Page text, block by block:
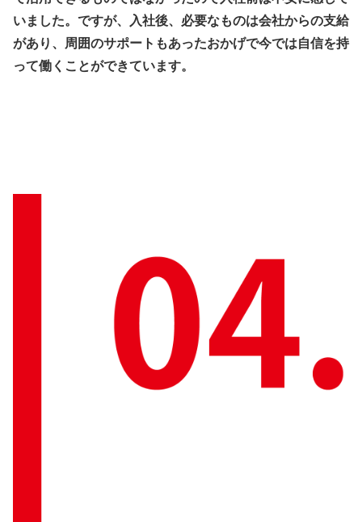
いました。ですが、入社後、必要なものは会社からの支給
があり、周囲のサポートもあったおかげで今では自信を持
って働くことができています。